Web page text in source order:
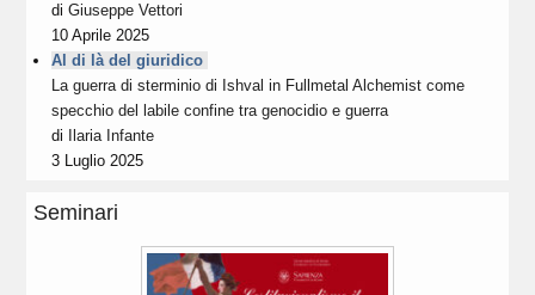
diGiuseppe Vettori
10 Aprile 2025
Al di là del giuridico
La guerra di sterminio di Ishval in Fullmetal Alchemist come
specchio del labile confine tra genocidio e guerra
di
Ilaria Infante
3 Luglio 2025
Seminari